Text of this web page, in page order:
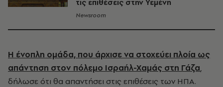
τις επιθέσεις στην Υεμένη
Newsroom
Η ένοπλη ομάδα, που άρχισε να στοχεύει πλοία ως
απάντηση στον πόλεμο Ισραήλ-Χαμάς στη Γάζα,
δήλωσε ότι θα απαντήσει στις επιθέσεις των ΗΠΑ.